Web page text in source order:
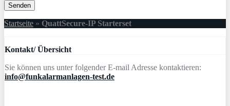
Startseite » QuattSecure-IP Starterset
Kontakt/ Übersicht
Sie können uns unter folgender E-mail Adresse kontaktieren:
info@funkalarmanlagen-test.de